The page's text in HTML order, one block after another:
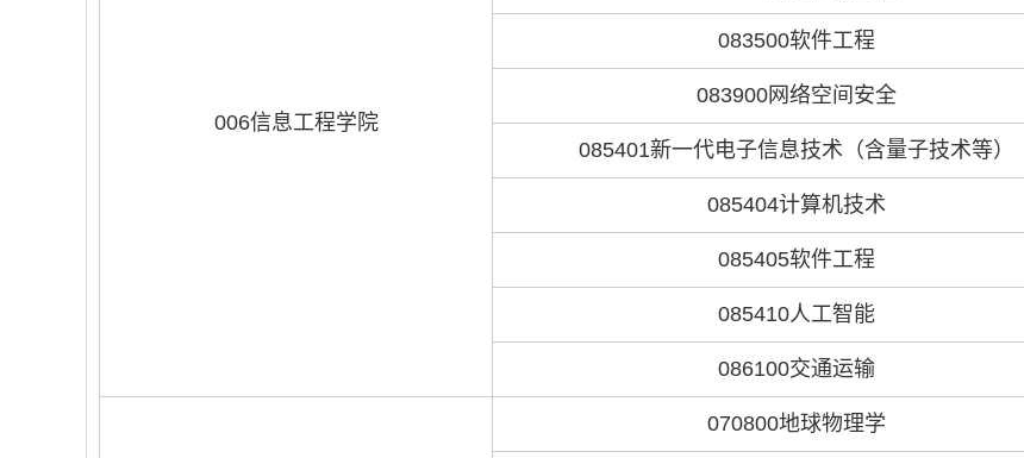
006信息工程学院
083500软件工程
083900网络空间安全
085401新一代电子信息技术（含量子技术等）
085404计算机技术
085405软件工程
085410人工智能
086100交通运输
070800地球物理学